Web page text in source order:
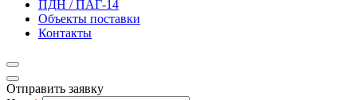
ПДН / ПАГ-14
Объекты поставки
Контакты
Отправить заявку